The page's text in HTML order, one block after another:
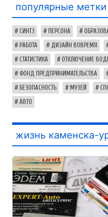
популярные метки
СИНТЗ ПЕРСОНА
РАБОТА ДИЗАЙН ВОВРЕМЯ
СТАТИСТИКА ОТКЛЮЧЕНИЕ
ФОНД ПРЕДПРИНИМАТЕЛЬСТВА
БЕЗОПАСНОСТЬ МУЗЕЙ
АВТО
жизнь каменска-